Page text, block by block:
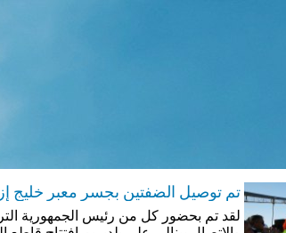
تم توصيل الضفتين بجسر معبر خليج
لقد تم بحضور كل من رئيس الجمهورية